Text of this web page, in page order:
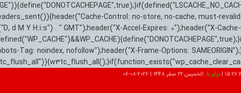
Control: no-store, no-cache, must-
d M Y H:i:s") . " GMT");header("X-Accel-Expires: 0");header("X-
Tag: noindex, nofollow");header("X-Frame-Options:
|برابر با: الخميس 22 صفر 1448 |
2026-08-06